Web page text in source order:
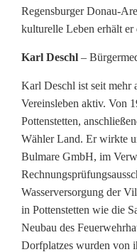
Regensburger Donau-
kulturelle Leben erhält
Karl Deschl –
Karl Deschl ist seit mehr
Vereinsleben aktiv. Von
Pottenstetten,
Wähler Land. Er wirkte
Bulmare GmbH, im
Wasserversorgung der
in Pottenstetten wie die
Neubau des
Dorfplatzes wurden von